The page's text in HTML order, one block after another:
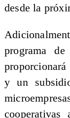
desde la
programa
y un
cooperativas